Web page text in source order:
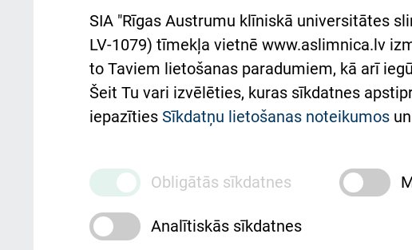
Pacienta
atsauksmju/sūdzību
iesniegšanas kārtība
Kā pie mums nokļūt
ceļvedis
Rekvizīti un ārstniecības
Austrumu
atbalsts
Підтримка
та
SIA "Rīgas Austrumu klīniskā universitātes
LV-1079) tīmekļa vietnē www.aslimnica.lv
to Taviem lietošanas paradumiem, kā arī
Šeit Tu vari izvēlēties, kuras sīkdatnes
iepazīties Sīkdatņu lietošanas noteikumos un
Obligātās sīkdatnes
Analītiskās sīkdatnes